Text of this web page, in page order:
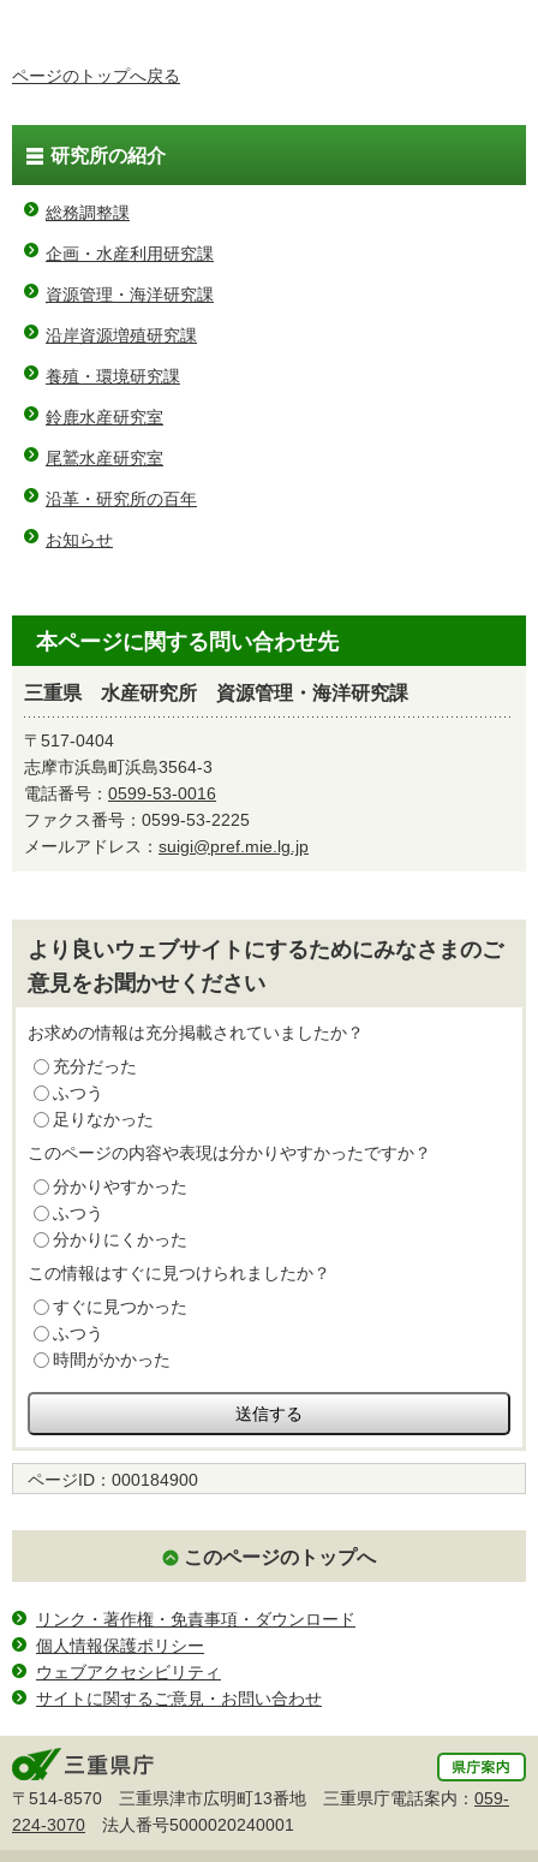
ページのトップへ戻る
研究所の紹介
総務調整課
企画・水産利用研究課
資源管理・海洋研究課
沿岸資源増殖研究課
養殖・環境研究課
鈴鹿水産研究室
尾鷲水産研究室
沿革・研究所の百年
お知らせ
本ページに関する問い合わせ先
三重県 水産研究所 資源管理・海洋研究課
〒517-0404
志摩市浜島町浜島3564-3
電話番号： 0599-53-0016
ファクス番号：0599-53-2225
メールアドレス： suigi@pref.mie.lg.jp
より良いウェブサイトにするためにみなさまのご
意見をお聞かせください
お求めの情報は充分掲載されていましたか？
充分だった
ふつう
足りなかった
このページの内容や表現は分かりやすかったですか？
分かりやすかった
ふつう
分かりにくかった
この情報はすぐに見つけられましたか？
すぐに見つかった
ふつう
時間がかかった
ページID： 000184900
このページのトップへ
リンク・著作権・免責事項・ダウンロード
個人情報保護ポリシー
ウェブアクセシビリティ
サイトに関するご意見・お問い合わせ
〒514-8570 三重県津市広明町13番地 三重県庁電話案内： 059-
224-3070 法人番号5000020240001